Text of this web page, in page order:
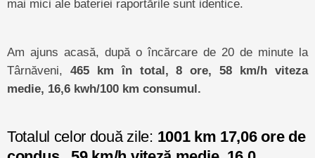
mai mici ale bateriei raportările sunt identice.
Am ajuns acasă, după o încărcare de 20 de minute la
Târnăveni, 465 km în total, 8 ore, 58 km/h viteza
medie, 16,6 kwh/100 km consumul.
Totalul celor două zile: 1001 km 17,06 ore de